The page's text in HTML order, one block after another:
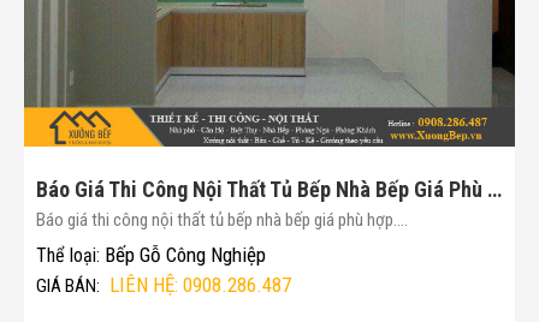
Báo Giá Thi Công Nội Thất Tủ Bếp Nhà Bếp Giá Phù Hợp(Mã :159)
Báo giá thi công nội thất tủ bếp nhà bếp giá phù hợp....
Thể loại: Bếp Gỗ Công Nghiệp
GIÁ BÁN: LIÊN HỆ: 0908.286.487